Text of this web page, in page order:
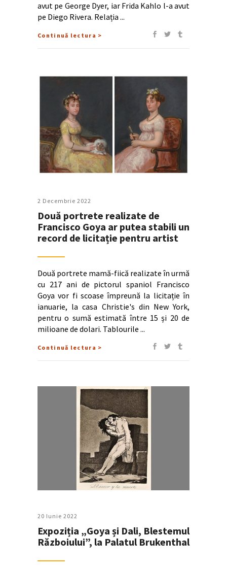
avut pe George Dyer, iar Frida Kahlo l-a avut
pe Diego Rivera. Relația
Continuă lectura >
2 Decembrie 2022
Două portrete realizate de
Francisco Goya ar putea stabili un
record de licitație pentru artist
Două portrete mamă-fiică realizate în urmă
cu 217 ani de pictorul spaniol Francisco
Goya vor fi scoase împreună la licitație în
ianuarie, la casa Christie's din New York,
pentru o sumă estimată între 15 și 20 de
milioane de dolari. Tablourile
Continuă lectura >
20 Iunie 2022
Expoziția „Goya și Dali, Blestemul
Războiului”, la Palatul Brukenthal